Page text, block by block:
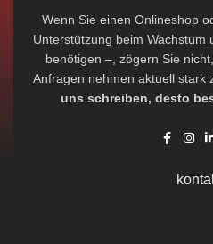
Wenn Sie einen Onlineshop
Unterstützung beim
benötigen –, zögern Sie
Anfragen nehmen aktuell stark
uns schreiben, desto